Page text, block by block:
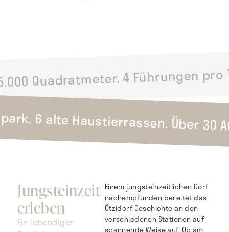
Quadratmeter. 4 Führungen pro
6 alte Haustierrassen. Über 30
Jungsteinzeit
erleben
Ein lebendiger
Einem jungsteinzeitlichen Dorf
nachempfunden bereitet das
Ötzidorf Geschichte an den
verschiedenen Stationen auf
spannende Weise auf. Ob am